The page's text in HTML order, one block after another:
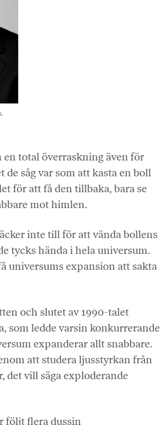
total överraskning även för
de såg var som att kasta en boll
för att få den tillbaka, bara se
mot himlen.
inte till för att vända bollens
tycks hända i hela universum.
universums expansion att sakta
och slutet av 1990-talet
som ledde varsin konkurrerande
expanderar allt snabbare.
att studera ljusstyrkan från
det vill säga exploderande
följt flera dussin